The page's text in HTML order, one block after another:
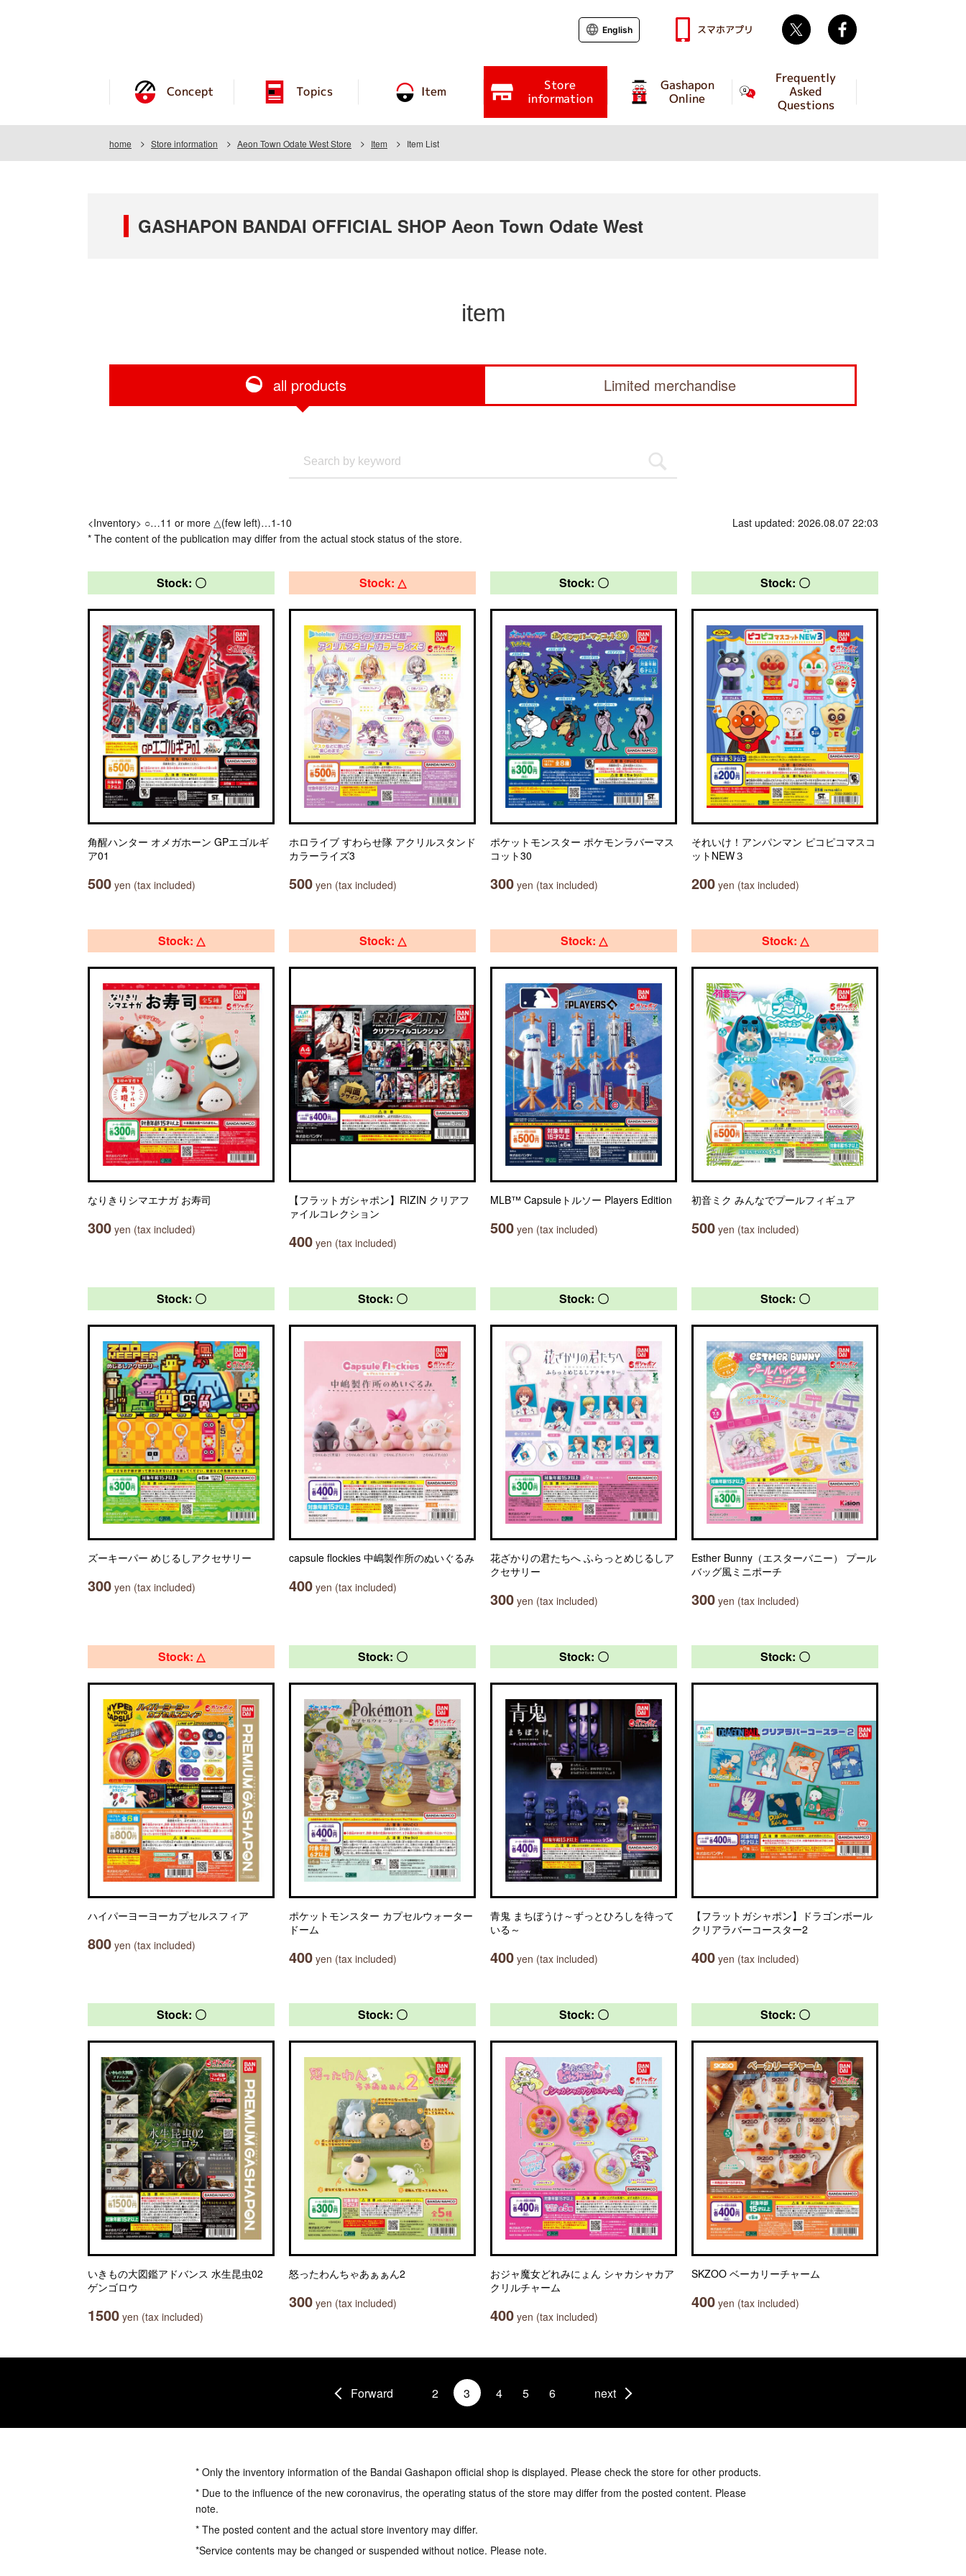
Concept Topics Item Store
information
Gashapon
Online
Frequently
Asked
Questions
English スマホアプリ Twitter
home Store information Aeon Town Odate West Store Item Item List
GASHAPON BANDAI OFFICIAL SHOP Aeon Town Odate West
item
all products Limited merchandise
<Inventory> ○…11 or more △(few left)…1-10
* The content of the publication may differ from the actual stock status of the store.
Last updated: 2026.08.07 22:03
Stock: 〇
角醒ハンター オメガホーン GPエゴルギ
ア01
500 yen (tax included)
Stock: △
ホロライブ すわらせ隊 アクリルスタンド
カラーライズ3
500 yen (tax included)
Stock: 〇
ポケットモンスター ポケモンラバーマス
コット30
300 yen (tax included)
Stock: 〇
それいけ！アンパンマン ピコピコマスコ
ットNEW３
200 yen (tax included)
Stock: △
なりきりシマエナガ お寿司
300 yen (tax included)
Stock: △
【フラットガシャポン】RIZIN クリアフ
ァイルコレクション
400 yen (tax included)
Stock: △
MLB™ Capsuleトルソー Players Edition
500 yen (tax included)
Stock: △
初音ミク みんなでプールフィギュア
500 yen (tax included)
Stock: 〇
ズーキーパー めじるしアクセサリー
300 yen (tax included)
Stock: 〇
capsule flockies 中嶋製作所のぬいぐるみ
400 yen (tax included)
Stock: 〇
花ざかりの君たちへ ふらっとめじるしア
クセサリー
300 yen (tax included)
Stock: 〇
Esther Bunny（エスターバニー） プール
バッグ風ミニポーチ
300 yen (tax included)
Stock: △
ハイパーヨーヨーカプセルスフィア
800 yen (tax included)
Stock: 〇
ポケットモンスター カプセルウォーター
ドーム
400 yen (tax included)
Stock: 〇
青鬼 まちぼうけ～ずっとひろしを待って
いる～
400 yen (tax included)
Stock: 〇
【フラットガシャポン】ドラゴンボール
クリアラバーコースター2
400 yen (tax included)
Stock: 〇
いきもの大図鑑アドバンス 水生昆虫02
ゲンゴロウ
1500 yen (tax included)
Stock: 〇
怒ったわんちゃあぁぁん2
300 yen (tax included)
Stock: 〇
おジャ魔女どれみにょん シャカシャカア
クリルチャーム
400 yen (tax included)
Stock: 〇
SKZOO ベーカリーチャーム
400 yen (tax included)
Forward 2 3 4 5 6 next
* Only the inventory information of the Bandai Gashapon official shop is displayed. Please check the store for other products.
* Due to the influence of the new coronavirus, the operating status of the store may differ from the posted content. Please
note.
* The posted content and the actual store inventory may differ.
*Service contents may be changed or suspended without notice. Please note.